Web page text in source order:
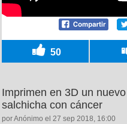
50
Imprimen en 3D un
salchicha con cáncer
por Anónimo el 27 sep 2018, 16:00